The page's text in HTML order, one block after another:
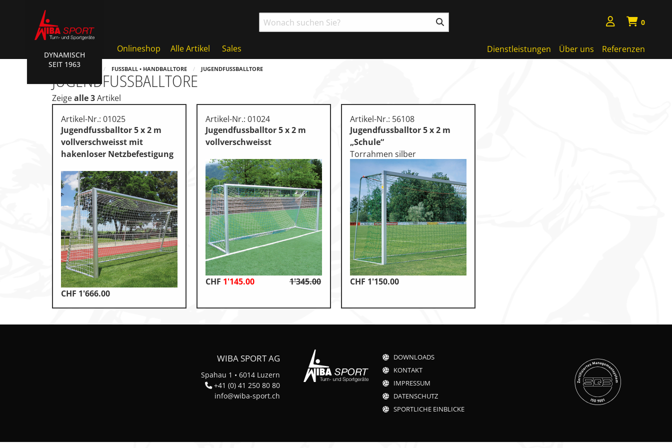
DYNAMISCH
SEIT 1963
0
Onlineshop Alle Artikel
Sales
AKTIONEN • WIBA SPORT
Badminton • Faustball
Basketball Systeme
Bälle • Ballzubehör
Cube Sports
Fitness • Funktional Training
Fussball • Handballtore
Hockey • Tchouk • Funball
Kampfsport
Klettern & Bouldern
Leichtathletik
Objekteinrichtungen
Training • Vereinsbedarf
Turnen • Gymnastik • Ballett
Dienstleistungen Über uns Referenzen
HOME FUSSBALL • HANDBALLTORE JUGENDFUSSBALLTORE
JUGENDFUSSBALLTORE
Zeigealle 3Artikel
Artikel-Nr.: 01025
Jugendfussballtor 5 x 2 m
vollverschweisst mit
hakenloser Netzbefestigung
CHF 1'666.00
Artikel-Nr.: 01024
Jugendfussballtor 5 x 2 m
vollverschweisst
CHF 1'145.00 1'345.00
Artikel-Nr.: 56108
Jugendfussballtor 5 x 2 m
„Schule“
Torrahmen silber
CHF 1'150.00
WIBA SPORT AG
Spahau 1 • 6014 Luzern
+41 (0) 41 250 80 80
info@wiba-sport.ch
DOWNLOADS
KONTAKT
IMPRESSUM
DATENSCHUTZ
SPORTLICHE EINBLICKE